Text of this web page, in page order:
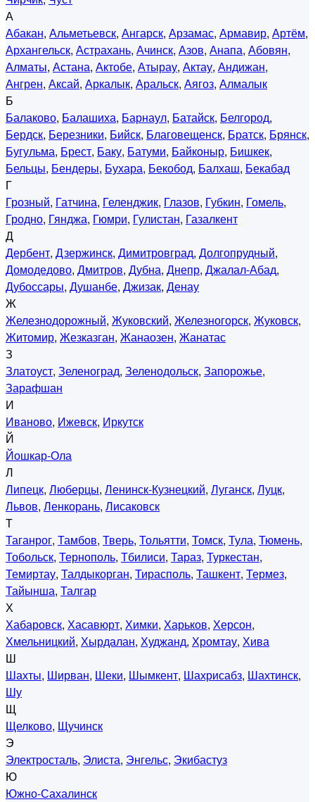
А
Абакан, Альметьевск, Ангарск, Арзамас, Армавир, Артём,
Архангельск, Астрахань, Ачинск, Азов, Анапа, Абовян,
Алматы, Астана, Актобе, Атырау, Актау, Андижан,
Ангрен, Аксай, Аркалык, Аральск, Аягоз, Алмалык
Б
Балаково, Балашиха, Барнаул, Батайск, Белгород,
Бердск, Березники, Бийск, Благовещенск, Братск, Брянск,
Бугульма, Брест, Баку, Батуми, Байконыр, Бишкек,
Бельцы, Бендеры, Бухара, Бекобод, Балхаш, Бекабад
Г
Грозный, Гатчина, Геленджик, Глазов, Губкин, Гомель,
Гродно, Гянджа, Гюмри, Гулистан, Газалкент
Д
Дербент, Дзержинск, Димитровград, Долгопрудный,
Домодедово, Дмитров, Дубна, Днепр, Джалал-Абад,
Дубоссары, Душанбе, Джизак, Денау
Ж
Железнодорожный, Жуковский, Железногорск, Жуковск,
Житомир, Жезказган, Жанаозен, Жанатас
З
Златоуст, Зеленоград, Зеленодольск, Запорожье,
Зарафшан
И
Иваново, Ижевск, Иркутск
Й
Йошкар-Ола
Л
Липецк, Люберцы, Ленинск-Кузнецкий, Луганск, Луцк,
Львов, Ленкорань, Лисаковск
Т
Таганрог, Тамбов, Тверь, Тольятти, Томск, Тула, Тюмень,
Тобольск, Тернополь, Тбилиси, Тараз, Туркестан,
Темиртау, Талдыкорган, Тирасполь, Ташкент, Термез,
Тайынша, Талгар
Х
Хабаровск, Хасавюрт, Химки, Харьков, Херсон,
Хмельницкий, Хырдалан, Худжанд, Хромтау, Хива
Ш
Шахты, Ширван, Шеки, Шымкент, Шахрисабз, Шахтинск,
Шу
Щ
Щелково, Щучинск
Э
Электросталь, Элиста, Энгельс, Экибастуз
Ю
Южно-Сахалинск